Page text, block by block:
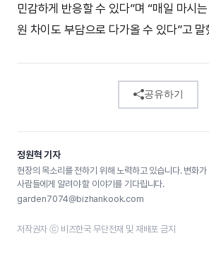
민감하게 반응할 수 있다”며 “매일 마시
원 차이도 부담으로 다가올 수 있다”고 말
공유하기
정원혁 기자
현장의 목소리를 전하기 위해 노력하고 있습니다. 변화
사람들에게 알려야 할 이야기를 기다립니다.
garden7074@bizhankook.com
저작권자 ⓒ 비즈한국 무단전재 및 재배포 금지